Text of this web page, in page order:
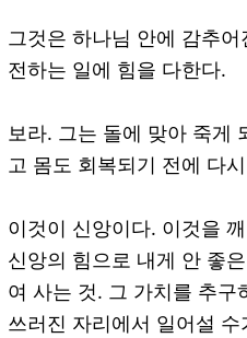
그것은 하나님 안에 감추
전하는 일에 힘을 다한다.
보라. 그는 돌에 맞아 죽게
고 몸도 회복되기 전에 다
이것이 신앙이다. 이것을
신앙의 힘으로 내게 안 좋
여 사는 것. 그 가치를 추
쓰러진 자리에서 일어설 수